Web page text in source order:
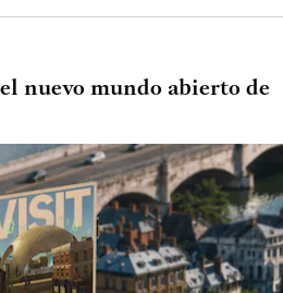
nuevo mundo abierto de